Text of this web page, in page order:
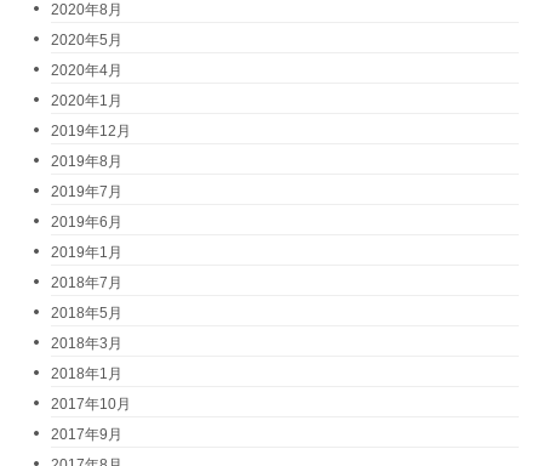
2020年8月
2020年5月
2020年4月
2020年1月
2019年12月
2019年8月
2019年7月
2019年6月
2019年1月
2018年7月
2018年5月
2018年3月
2018年1月
2017年10月
2017年9月